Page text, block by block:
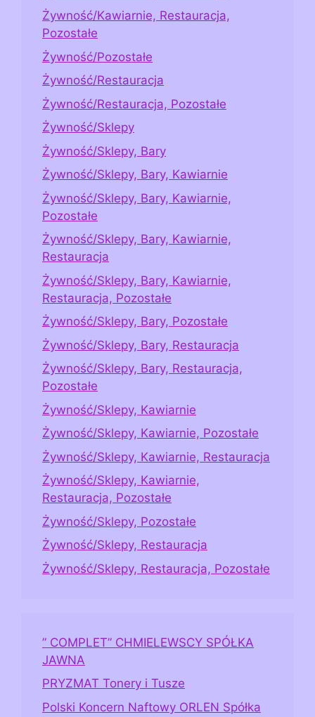
Żywność/Kawiarnie, Restauracja,
Pozostałe
Żywność/Pozostałe
Żywność/Restauracja
Żywność/Restauracja, Pozostałe
Żywność/Sklepy
Żywność/Sklepy, Bary
Żywność/Sklepy, Bary, Kawiarnie
Żywność/Sklepy, Bary, Kawiarnie,
Pozostałe
Żywność/Sklepy, Bary, Kawiarnie,
Restauracja
Żywność/Sklepy, Bary, Kawiarnie,
Restauracja, Pozostałe
Żywność/Sklepy, Bary, Pozostałe
Żywność/Sklepy, Bary, Restauracja
Żywność/Sklepy, Bary, Restauracja,
Pozostałe
Żywność/Sklepy, Kawiarnie
Żywność/Sklepy, Kawiarnie, Pozostałe
Żywność/Sklepy, Kawiarnie, Restauracja
Żywność/Sklepy, Kawiarnie,
Restauracja, Pozostałe
Żywność/Sklepy, Pozostałe
Żywność/Sklepy, Restauracja
Żywność/Sklepy, Restauracja, Pozostałe
” COMPLET” CHMIELEWSCY SPÓŁKA
JAWNA
PRYZMAT Tonery i Tusze
Polski Koncern Naftowy ORLEN Spółka